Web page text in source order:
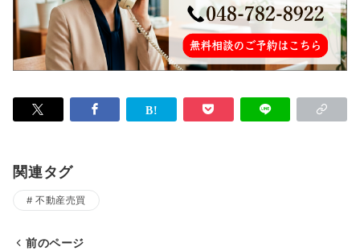
関連タグ
不動産売買
前のページ